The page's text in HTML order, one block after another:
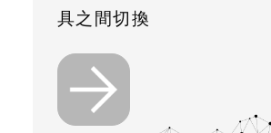
具之間切換